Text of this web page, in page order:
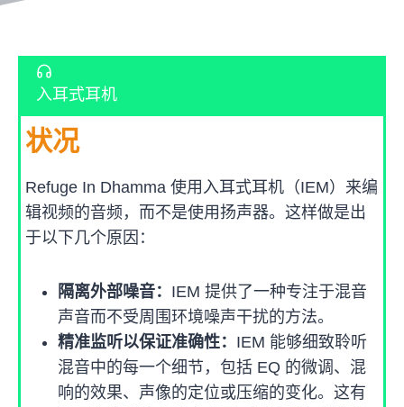
入耳式耳机
状况
Refuge In Dhamma 使用入耳式耳机（IEM）来编
辑视频的音频，而不是使用扬声器。这样做是出
于以下几个原因：
隔离外部噪音： IEM 提供了一种专注于混音
声音而不受周围环境噪声干扰的方法。
精准监听以保证准确性： IEM 能够细致聆听
混音中的每一个细节，包括 EQ 的微调、混
响的效果、声像的定位或压缩的变化。这有